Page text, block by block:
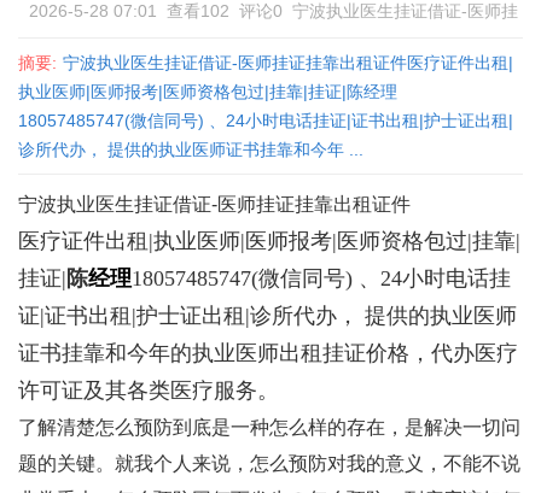
2026-5-28 07:01 查看102 评论0 宁波执业医生挂证借证-医师挂
摘要: 宁波执业医生挂证借证-医师挂证挂靠出租证件医疗证件出租|
执业医师|医师报考|医师资格包过|挂靠|挂证|陈经理
18057485747(微信同号) 、24小时电话挂证|证书出租|护士证出租|
诊所代办， 提供的执业医师证书挂靠和今年 ...
宁波执业医生挂证借证-医师挂证挂靠出租证件
医疗证件出租|执业医师|医师报考|医师资格包过|挂靠|
挂证| 陈经理18057485747(微信同号) 、24小时电话挂
证|证书出租|护士证出租|诊所代办， 提供的执业医师
证书挂靠和今年的执业医师出租挂证价格，代办医疗
许可证及其各类医疗服务。
了解清楚怎么预防到底是一种怎么样的存在，是解决一切问
题的关键。就我个人来说，怎么预防对我的意义，不能不说